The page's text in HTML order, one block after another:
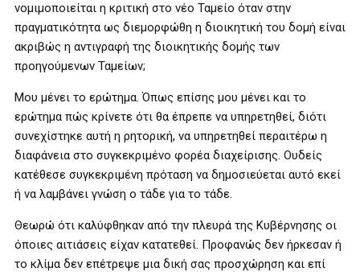
νομιμοποιείται η κριτική στο νέο Ταμείο όταν στην
πραγματικότητα ως διεμορφώθη η διοικητική του δομή είναι
ακριβώς η αντιγραφή της διοικητικής δομής των
προηγούμενων Ταμείων;
Μου μένει το ερώτημα. Όπως επίσης μου μένει και το
ερώτημα πώς κρίνετε ότι θα έπρεπε να υπηρετηθεί, διότι
συνεχίστηκε αυτή η ρητορική, να υπηρετηθεί περαιτέρω η
διαφάνεια στο συγκεκριμένο φορέα διαχείρισης. Ουδείς
κατέθεσε συγκεκριμένη πρόταση να δημοσιεύεται αυτό εκεί
ή να λαμβάνει γνώση ο τάδε για το τάδε.
Θεωρώ ότι καλύφθηκαν από την πλευρά της Κυβέρνησης οι
όποιες αιτιάσεις είχαν κατατεθεί. Προφανώς δεν ήρκεσαν ή
το κλίμα δεν επέτρεψε μια δική σας προσχώρηση και επί